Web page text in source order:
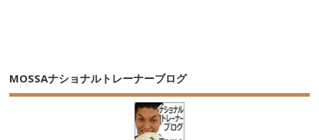
MOSSAナショナルトレーナーブログ